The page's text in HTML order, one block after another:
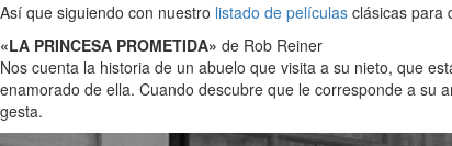
Así que siguiendo con nuestro listado de películas clásicas para
«LA PRINCESA PROMETIDA» de Rob Reiner
Nos cuenta la historia de un abuelo que visita a su nieto, que
enamorado de ella. Cuando descubre que le corresponde a su
gesta.